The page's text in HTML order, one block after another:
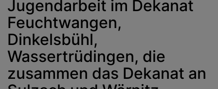
Jugendarbeit im Dekanat
Feuchtwangen,
Dinkelsbühl,
Wassertrüdingen, die
zusammen das Dekanat an